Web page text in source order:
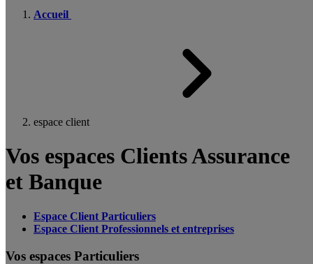
Accueil
espace client
Vos espaces Clients Assurance
et Banque
Espace Client Particuliers
Espace Client Professionnels et entreprises
Vos espaces Particuliers